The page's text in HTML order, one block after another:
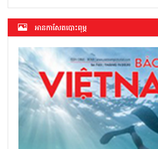
អាន​កាសែត​បោះពុម្ភ